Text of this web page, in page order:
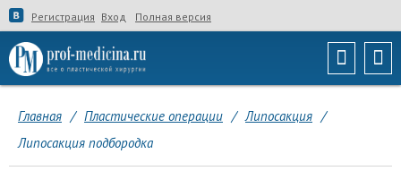
Регистрация Вход Полная версия
Главная / Пластические операции / Липосакция /
Липосакция подбородка